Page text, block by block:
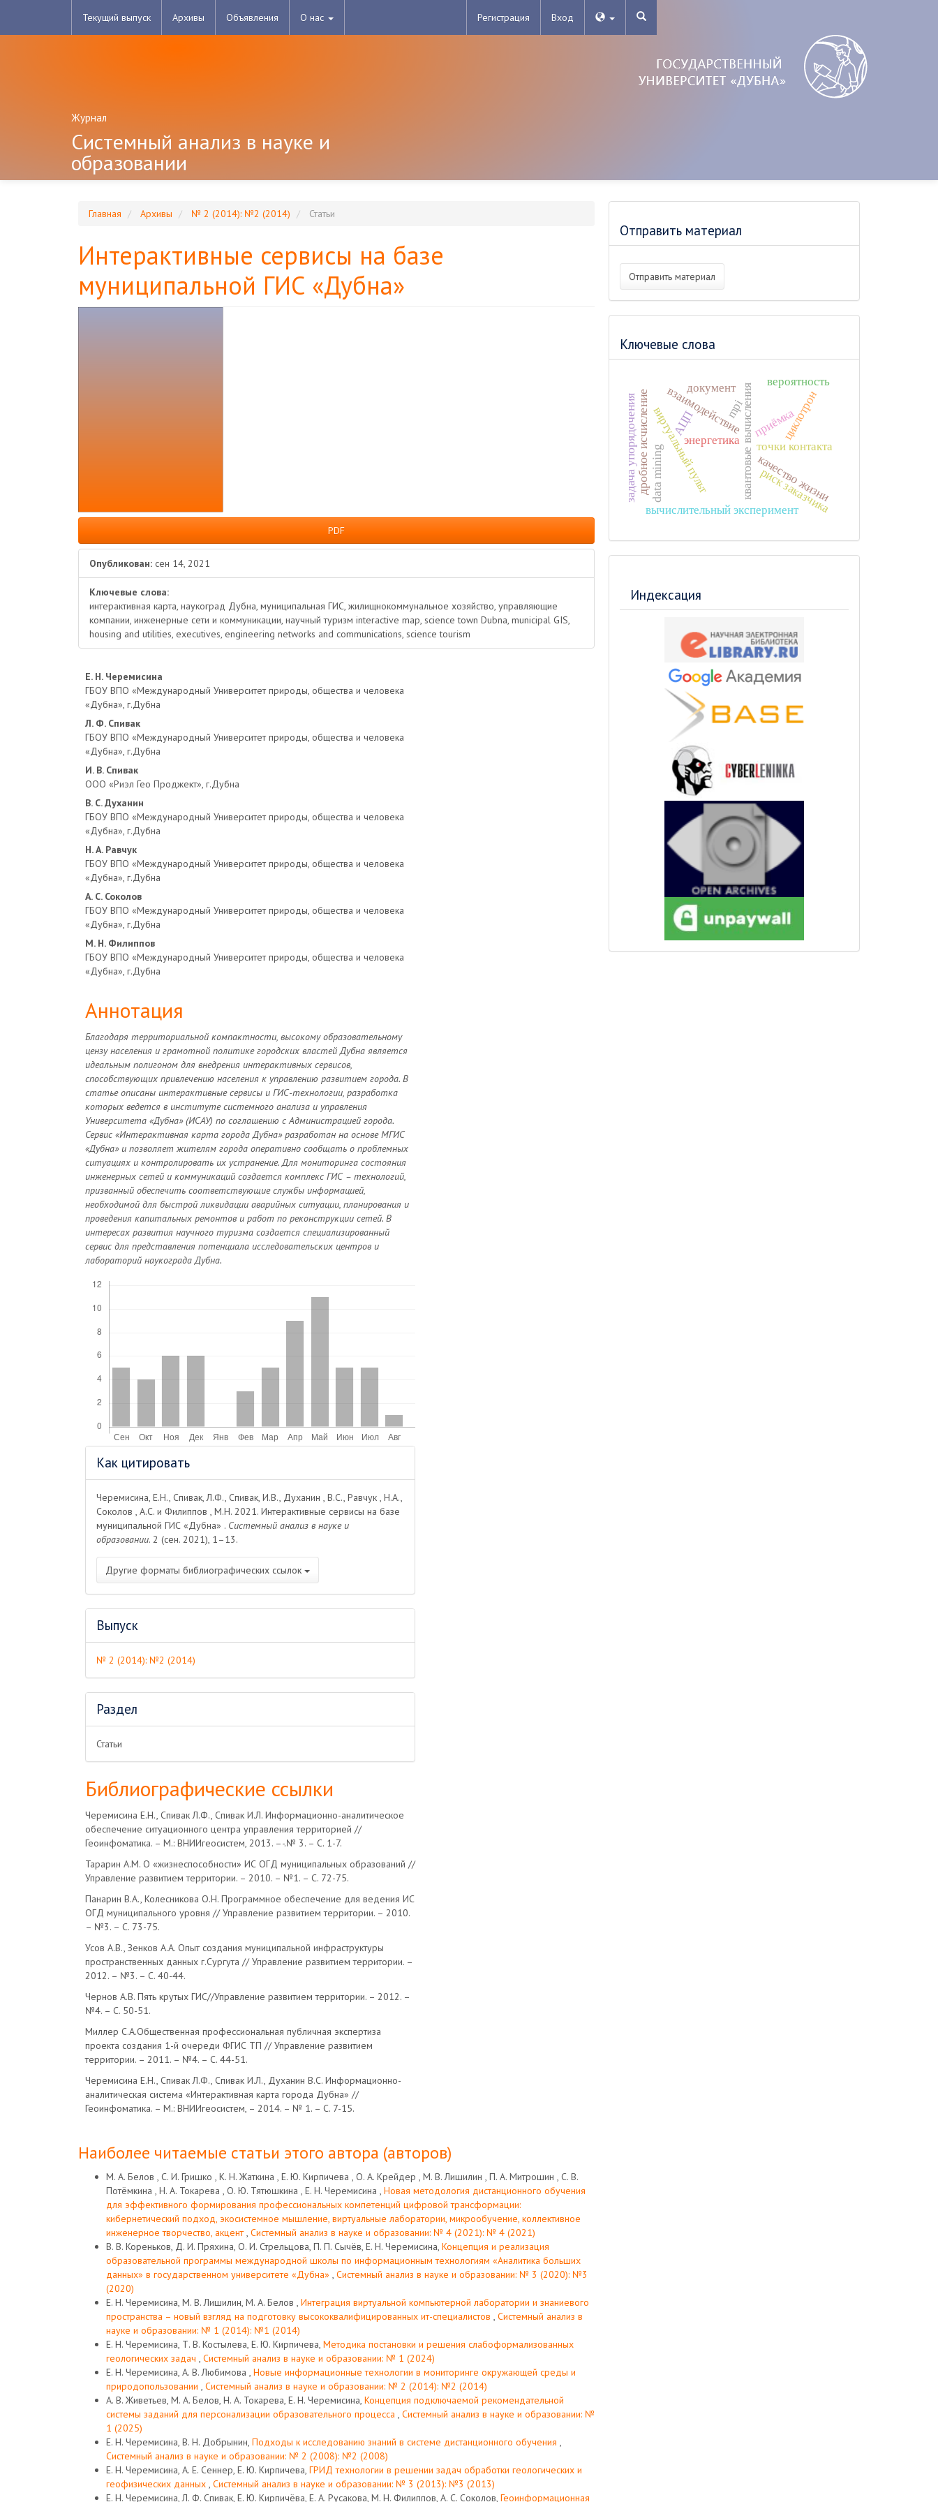
навигационная
панель
Текущий выпуск Архивы Объявления О нас Регистрация Вход
Журнал
Системный анализ в науке и
образовании
Главная Архивы № 2 (2014): №2 (2014) Статьи
Интерактивные сервисы на базе
муниципальной ГИС «Дубна»
PDF
Опубликован: сен 14, 2021
Ключевые слова:
интерактивная карта, наукоград Дубна, муниципальная ГИС, жилищнокоммунальное хозяйство, управляющие
компании, инженерные сети и коммуникации, научный туризм interactive map, science town Dubna, municipal GIS,
housing and utilities, executives, engineering networks and communications, science tourism
Основное
содержимое
статьи
Е. Н. Черемисина
ГБОУ ВПО «Международный Университет природы, общества и человека
«Дубна», г.Дубна
Л. Ф. Спивак
ГБОУ ВПО «Международный Университет природы, общества и человека
«Дубна», г.Дубна
И. В. Спивак
ООО «Риэл Гео Проджект», г.Дубна
В. С. Духанин
ГБОУ ВПО «Международный Университет природы, общества и человека
«Дубна», г.Дубна
Н. А. Равчук
ГБОУ ВПО «Международный Университет природы, общества и человека
«Дубна», г.Дубна
А. С. Соколов
ГБОУ ВПО «Международный Университет природы, общества и человека
«Дубна», г.Дубна
М. Н. Филиппов
ГБОУ ВПО «Международный Университет природы, общества и человека
«Дубна», г.Дубна
Аннотация
Благодаря территориальной компактности, высокому образовательному
цензу населения и грамотной политике городских властей Дубна является
идеальным полигоном для внедрения интерактивных сервисов,
способствующих привлечению населения к управлению развитием города. В
статье описаны интерактивные сервисы и ГИС-технологии, разработка
которых ведется в институте системного анализа и управления
Университета «Дубна» (ИСАУ) по соглашению с Администрацией города.
Сервис «Интерактивная карта города Дубна» разработан на основе МГИС
«Дубна» и позволяет жителям города оперативно сообщать о проблемных
ситуациях и контролировать их устранение. Для мониторинга состояния
инженерных сетей и коммуникаций создается комплекс ГИС – технологий,
призванный обеспечить соответствующие службы информацией,
необходимой для быстрой ликвидации аварийных ситуации, планирования и
проведения капитальных ремонтов и работ по реконструкции сетей. В
интересах развития научного туризма создается специализированный
сервис для представления потенциала исследовательских центров и
лабораторий наукограда Дубна.
Информация
о статье
Как цитировать
Черемисина, Е.Н., Спивак, Л.Ф., Спивак, И.В., Духанин , В.С., Равчук , Н.А.,
Соколов , А.С. и Филиппов , М.Н. 2021. Интерактивные сервисы на базе
муниципальной ГИС «Дубна» . Системный анализ в науке и
образовании. 2 (сен. 2021), 1–13.
Другие форматы библиографических ссылок
Выпуск
№ 2 (2014): №2 (2014)
Раздел
Статьи
Библиографические ссылки
Черемисина Е.Н., Спивак Л.Ф., Спивак И.Л. Информационно-аналитическое
обеспечение ситуационного центра управления территорией //
Геоинфоматика. – М.: ВНИИгеосистем, 2013. –-.№ 3. – С. 1-7.
Тарарин А.М. О «жизнеспособности» ИС ОГД муниципальных образований //
Управление развитием территории. – 2010. – №1. – С. 72-75.
Панарин В.А., Колесникова О.Н. Программное обеспечение для ведения ИС
ОГД муниципального уровня // Управление развитием территории. – 2010.
– №3. – С. 73-75.
Усов А.В., Зенков А.А. Опыт создания муниципальной инфраструктуры
пространственных данных г.Сургута // Управление развитием территории. –
2012. – №3. – C. 40-44.
Чернов А.В. Пять крутых ГИС//Управление развитием территории. – 2012. –
№4. – C. 50-51.
Миллер С.А.Общественная профессиональная публичная экспертиза
проекта создания 1-й очереди ФГИС ТП // Управление развитием
территории. – 2011. – №4. – C. 44-51.
Черемисина Е.Н., Спивак Л.Ф., Спивак И.Л., Духанин В.С. Информационно-
аналитическая система «Интерактивная карта города Дубна» //
Геоинфоматика. – М.: ВНИИгеосистем, – 2014. – № 1. – C. 7-15.
Наиболее читаемые статьи этого автора (авторов)
М. А. Белов , С. И. Гришко , К. Н. Жаткина , Е. Ю. Кирпичева , О. А. Крейдер , М. В. Лишилин , П. А. Митрошин , С. В.
Потёмкина , Н. А. Токарева , О. Ю. Тятюшкина , Е. Н. Черемисина , Новая методология дистанционного обучения
для эффективного формирования профессиональных компетенций цифровой трансформации:
кибернетический подход, экосистемное мышление, виртуальные лаборатории, микрообучение, коллективное
инженерное творчество, акцент, Системный анализ в науке и образовании: № 4 (2021): № 4 (2021)
В. В. Кореньков, Д. И. Пряхина, О. И. Стрельцова, П. П. Сычёв, Е. Н. Черемисина, Концепция и реализация
образовательной программы международной школы по информационным технологиям «Аналитика больших
данных» в государственном университете «Дубна» , Системный анализ в науке и образовании: № 3 (2020): №3
(2020)
Е. Н. Черемисина, М. В. Лишилин, М. А. Белов , Интеграция виртуальной компьютерной лаборатории и знаниевого
пространства – новый взгляд на подготовку высококвалифицированных ит-специалистов , Системный анализ в
науке и образовании: № 1 (2014): №1 (2014)
Е. Н. Черемисина, Т. В. Костылева, Е. Ю. Кирпичева, Методика постановки и решения слабоформализованных
геологических задач , Системный анализ в науке и образовании: № 1 (2024)
Е. Н. Черемисина, А. В. Любимова , Новые информационные технологии в мониторинге окружающей среды и
природопользовании , Системный анализ в науке и образовании: № 2 (2014): №2 (2014)
А. В. Живетьев, М. А. Белов, Н. А. Токарева, Е. Н. Черемисина, Концепция подключаемой рекомендательной
системы заданий для персонализации образовательного процесса , Системный анализ в науке и образовании: №
1 (2025)
Е. Н. Черемисина, В. Н. Добрынин, Подходы к исследованию знаний в системе дистанционного обучения ,
Системный анализ в науке и образовании: № 2 (2008): №2 (2008)
Е. Н. Черемисина, А. Е. Сеннер, Е. Ю. Кирпичева, ГРИД технологии в решении задач обработки геологических и
геофизических данных , Системный анализ в науке и образовании: № 3 (2013): №3 (2013)
Е. Н. Черемисина, Л. Ф. Спивак, Е. Ю. Кирпичёва, Е. А. Русакова, М. Н. Филиппов, А. С. Соколов, Геоинформационная
Отправить материал
Отправить материал
Ключевые слова
квантовые вычисления
взаимодействие
энергетика
виртуальный пульт
вычислительный эксперимент
mpi
качество жизни
документ
дробное исчисление точки контакта
data mining
циклотрон
задача упорядочения АЦП
риск заказчика
вероятность
приёмка
Индексация